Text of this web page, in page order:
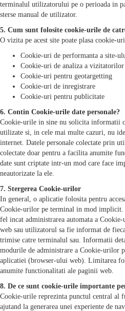
terminalul utilizatorului pe o perioada in
sterse manual de utilizator.
5. Cum sunt folosite cookie-urile de
O vizita pe acest site poate plasa cookie-
Cookie-uri de performanta a site-
Cookie-uri de analiza a vizitatorilor
Cookie-uri pentru geotargetting
Cookie-uri de inregistrare
Cookie-uri pentru publicitate
6. Contin Cookie-urile date personale?
Cookie-urile in sine nu solicita informatii
utilizate si, in cele mai multe cazuri, nu
internet. Datele personale colectate prin
colectate doar pentru a facilita anumite
date sunt criptate intr-un mod care face
neautorizate la ele.
7. Stergerea Cookie-urilor
In general, o aplicatie folosita pentru
Cookie-urilor pe terminal in mod implicit.
fel incat administrarea automata a
web sau utilizatorul sa fie informat de
trimise catre terminalul sau. Informatii
modurile de administrare a Cookie-urilor
aplicatiei (browser-ului web). Limitarea
anumite functionalitati ale paginii web.
8. De ce sunt cookie-urile importante
Cookie-urile reprezinta punctul central al
ajutand la generarea unei experiente de